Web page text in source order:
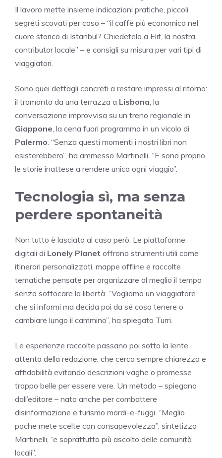
Il lavoro mette insieme indicazioni pratiche, piccoli
segreti scovati per caso – “il caffè più economico nel
cuore storico di Istanbul? Chiedetelo a Elif, la nostra
contributor locale” – e consigli su misura per vari tipi di
viaggiatori.
Sono quei dettagli concreti a restare impressi al ritorno:
il tramonto da una terrazza a Lisbona , la
conversazione improvvisa su un treno regionale in
Giappone , la cena fuori programma in un vicolo di
Palermo . “Senza questi momenti i nostri libri non
esisterebbero”, ha ammesso Martinelli. “E sono proprio
le storie inattese a rendere unico ogni viaggio”.
Tecnologia sì, ma senza
perdere spontaneità
Non tutto è lasciato al caso però. Le piattaforme
digitali di Lonely Planet offrono strumenti utili come
itinerari personalizzati, mappe offline e raccolte
tematiche pensate per organizzare al meglio il tempo
senza soffocare la libertà. “Vogliamo un viaggiatore
che si informi ma decida poi da sé cosa tenere o
cambiare lungo il cammino”, ha spiegato Turri.
Le esperienze raccolte passano poi sotto la lente
attenta della redazione, che cerca sempre chiarezza e
affidabilità evitando descrizioni vaghe o promesse
troppo belle per essere vere. Un metodo – spiegano
dall’editore – nato anche per combattere
disinformazione e turismo mordi-e-fuggi. “Meglio
poche mete scelte con consapevolezza”, sintetizza
Martinelli, “e soprattutto più ascolto delle comunità
locali”.